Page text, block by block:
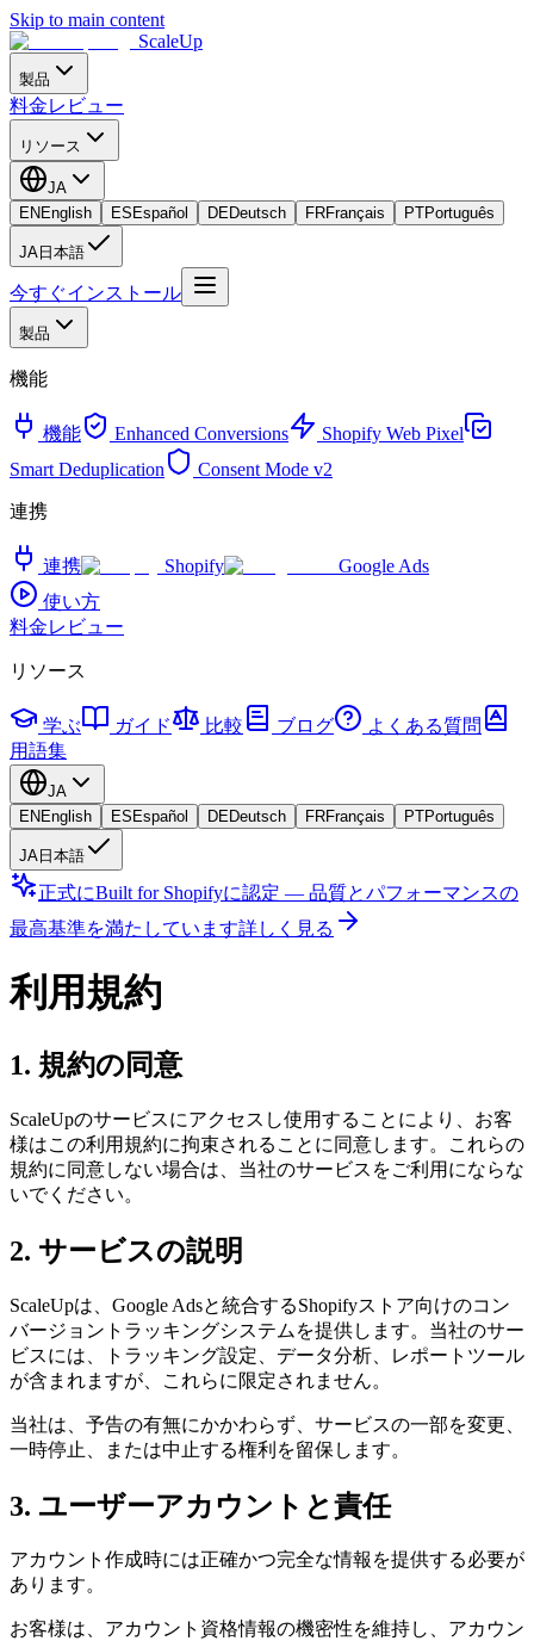
Skip to main content
ScaleUp
製品
料金レビュー
リソース
JA
EN English ES Español DEDeutsch FRFrançais PTPortuguês
JA 日本語
今すぐインストール
製品
機能
機能 Enhanced Conversions
Shopify Web Pixel
Smart Deduplication
Consent Mode v2
連携
連携 Shopify
Google Ads
使い方
料金レビュー
リソース
学ぶ ガイド 比較 ブログ
よくある質問
用語集
JA
EN English ES Español DEDeutsch FRFrançais PTPortuguês
JA 日本語
正式にBuilt for Shopifyに認定 — 品質とパフォーマンスの
最高基準を満たしています詳しく見る
利用規約
1. 規約の同意
ScaleUpのサービスにアクセスし使用することにより、お客
様はこの利用規約に拘束されることに同意します。これらの
規約に同意しない場合は、当社のサービスをご利用にならな
いでください。
2. サービスの説明
ScaleUpは、Google Adsと統合するShopifyストア向けのコン
バージョントラッキングシステムを提供します。当社のサー
ビスには、トラッキング設定、データ分析、レポートツール
が含まれますが、これらに限定されません。
当社は、予告の有無にかかわらず、サービスの一部を変更、
一時停止、または中止する権利を留保します。
3. ユーザーアカウントと責任
アカウント作成時には正確かつ完全な情報を提供する必要が
あります。
お客様は、アカウント資格情報の機密性を維持し、アカウン